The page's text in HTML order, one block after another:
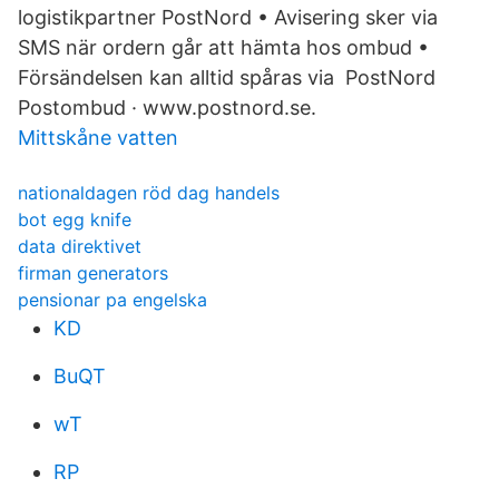
logistikpartner PostNord • Avisering sker via
SMS när ordern går att hämta hos ombud •
Försändelsen kan alltid spåras via PostNord
Postombud · www.postnord.se.
Mittskåne vatten
nationaldagen röd dag handels
bot egg knife
data direktivet
firman generators
pensionar pa engelska
KD
BuQT
wT
RP